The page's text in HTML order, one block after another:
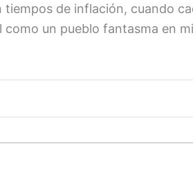
tiempos de inflación, cuando
como un pueblo fantasma en